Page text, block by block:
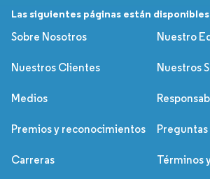
Las siguientes páginas están
Sobre Nosotros
Nuestro
Nuestros Clientes Nuestros
Medios
Premios y reconocimientos
Carreras Términos